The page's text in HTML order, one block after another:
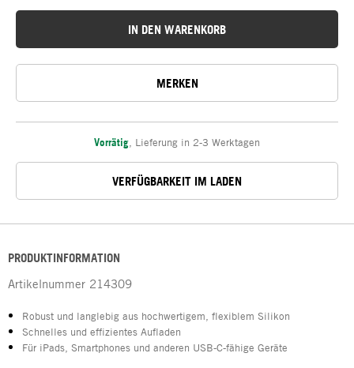
IN DEN WARENKORB
MERKEN
Vorrätig Lieferung in 2-3 Werktagen
VERFÜGBARKEIT IM LADEN
PRODUKTINFORMATION
Artikelnummer 214309
Robust und langlebig aus hochwertigem, flexiblem Silikon
Schnelles und effizientes Aufladen
Für iPads, Smartphones und anderen USB-C-fähige Geräte